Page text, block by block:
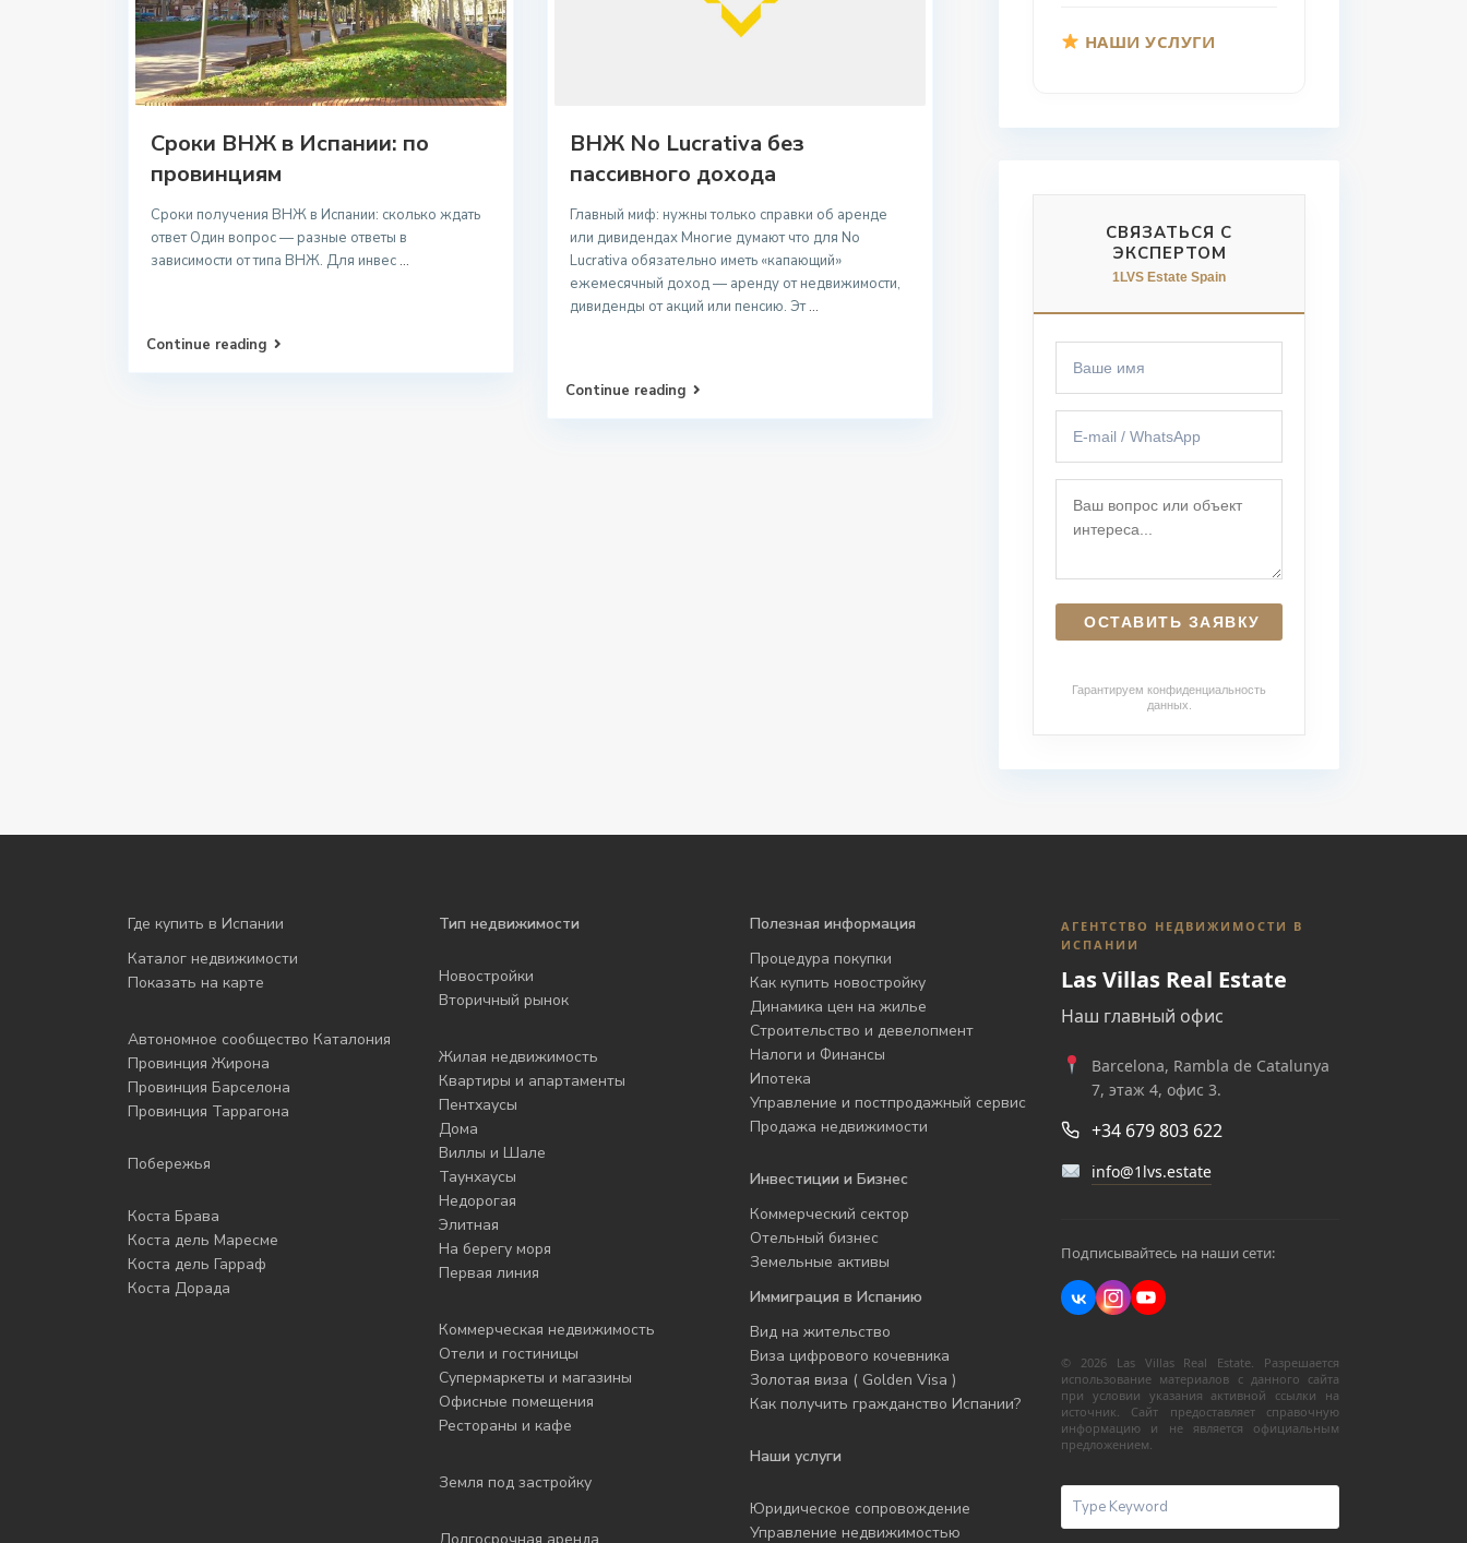
Сроки ВНЖ в Испании: по
провинциям
Сроки получения ВНЖ в Испании: сколько ждать
ответ Один вопрос — разные ответы в
зависимости от типа ВНЖ. Для инвес ...
Continue reading
ВНЖ No Lucrativa без
пассивного дохода
Главный миф: нужны только справки об аренде
или дивидендах Многие думают что для No
Lucrativa обязательно иметь «капающий»
ежемесячный доход — аренду от недвижимости,
дивиденды от акций или пенсию. Эт...
Continue reading
НАШИ УСЛУГИ
СВЯЗАТЬСЯ С
ЭКСПЕРТОМ
1LVS Estate Spain
Гарантируем конфиденциальность
данных.
Где купить в Испании
Каталог недвижимости
Показать на карте
Автономное сообщество Каталония
Провинция Жирона
Провинция Барселона
Провинция Таррагона
Побережья
Коста Брава
Коста дель Маресме
Коста дель Гарраф
Коста Дорада
Тип недвижимости
Новостройки
Вторичный рынок
Жилая недвижимость
Квартиры и апартаменты
Пентхаусы
Дома
Виллы и Шале
Таунхаусы
Недорогая
Элитная
На берегу моря
Первая линия
Коммерческая недвижимость
Отели и гостиницы
Супермаркеты и магазины
Офисные помещения
Рестораны и кафе
Земля под застройку
Полезная информация
Процедура покупки
Как купить новостройку
Динамика цен на жилье
Строительство и девелопмент
Налоги и Финансы
Ипотека
Управление и постпродажный сервис
Продажа недвижимости
Инвестиции и Бизнес
Коммерческий сектор
Отельный бизнес
Земельные активы
Иммиграция в Испанию
Вид на жительство
Виза цифрового кочевника
Золотая виза ( Golden Visa )
Как получить гражданство Испании?
Наши услуги
Юридическое сопровождение
Управление недвижимостью
АГЕНТСТВО НЕДВИЖИМОСТИ В
ИСПАНИИ
Las Villas Real Estate
Наш главный офис
Barcelona, Rambla de Catalunya
7, этаж 4, офис 3.
+34 679 803 622
info@1lvs.estate
Подписывайтесь на наши сети:
© 2026 Las Villas Real Estate. Разрешается
использование материалов с данного сайта
при условии указания активной ссылки на
источник. Сайт предоставляет справочную
информацию и не является официальным
предложением.